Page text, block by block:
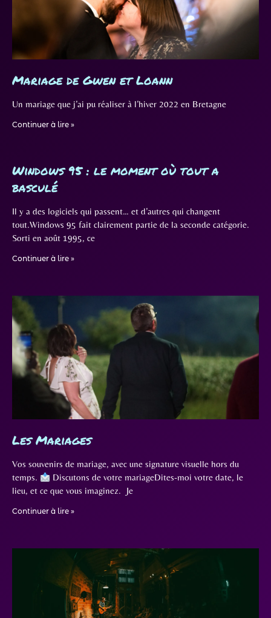
Mariage de Gwen et Loann
Un mariage que j’ai pu réaliser à l’hiver 2022 en Bretagne
Continuer à lire »
Windows 95 : le moment où tout a
basculé
Il y a des logiciels qui passent… et d’autres qui changent
tout.Windows 95 fait clairement partie de la seconde catégorie.
Sorti en août 1995, ce
Continuer à lire »
Les Mariages
Vos souvenirs de mariage, avec une signature visuelle hors du
temps.
Discutons de votre mariageDites-moi votre date, le
lieu, et ce que vous imaginez. Je
Continuer à lire »